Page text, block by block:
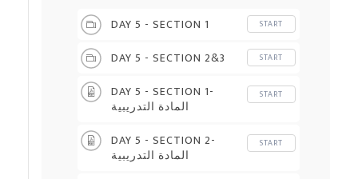
DAY 5 - SECTION 1 START
DAY 5 - SECTION 2&3 START
DAY 5 - SECTION 1-
المادة التدريبية
START
DAY 5 - SECTION 2-
المادة التدريبية
START